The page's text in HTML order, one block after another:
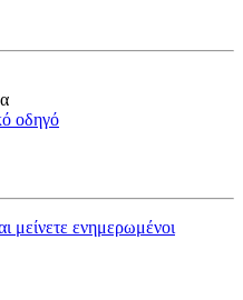
οδηγό
μείνετε ενημερωμένοι